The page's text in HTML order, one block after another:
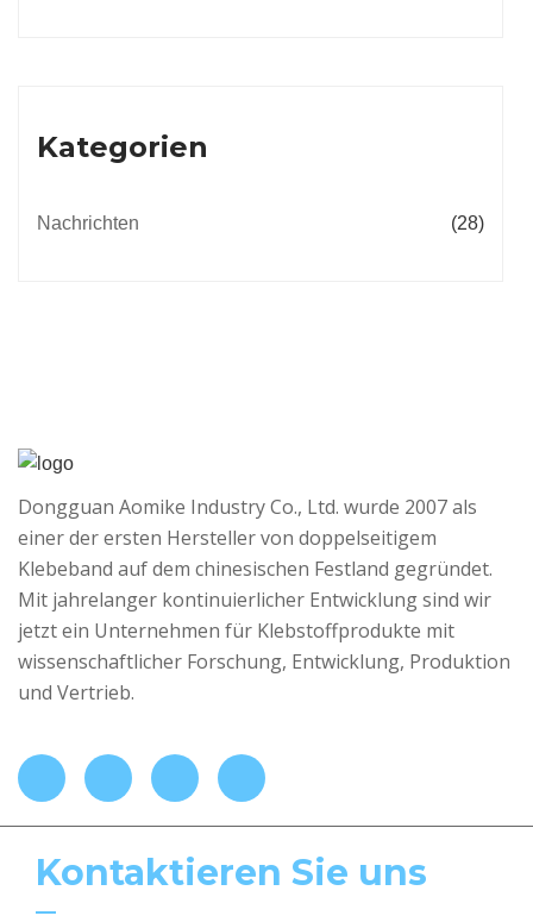
Kategorien
Nachrichten (28)
Dongguan Aomike Industry Co., Ltd. wurde 2007 als
einer der ersten Hersteller von doppelseitigem
Klebeband auf dem chinesischen Festland gegründet.
Mit jahrelanger kontinuierlicher Entwicklung sind wir
jetzt ein Unternehmen für Klebstoffprodukte mit
wissenschaftlicher Forschung, Entwicklung, Produktion
und Vertrieb.
Kontaktieren Sie uns